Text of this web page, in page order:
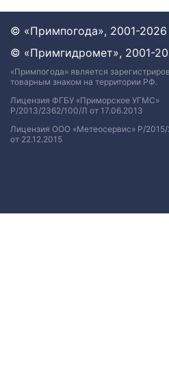
© «Примпогода», 2001-2026
© «Примгидромет», 2001-
«Примпогода» является
товарным знаком на территории РФ.
Лицензия ФГБУ «Приморское УГМС»
Р/2013/2362/100/Л от 17.06.2013
Лицензия ООО «Метеосервис» Р/
от 22.12.2015